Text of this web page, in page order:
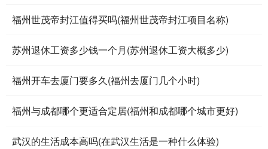
福州世茂帝封江值得买吗(福州世茂帝封江项目名称)
苏州退休工资多少钱一个月(苏州退休工资大概多少)
福州开车去厦门要多久(福州去厦门几个小时)
福州与成都哪个更适合定居(福州和成都哪个城市更好)
武汉的生活成本高吗(在武汉生活是一种什么体验)